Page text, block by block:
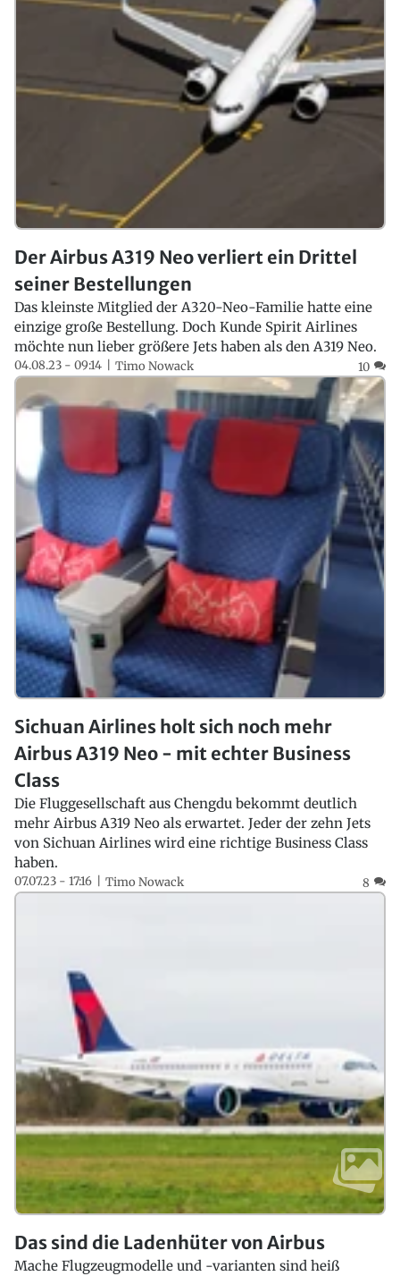
Der Airbus A319 Neo verliert ein Drittel
seiner Bestellungen
Das kleinste Mitglied der A320-Neo-Familie hatte eine
einzige große Bestellung. Doch Kunde Spirit Airlines
möchte nun lieber größere Jets haben als den A319 Neo.
04.08.23 - 09:14 Timo Nowack 10
Sichuan Airlines holt sich noch mehr
Airbus A319 Neo - mit echter Business
Class
Die Fluggesellschaft aus Chengdu bekommt deutlich
mehr Airbus A319 Neo als erwartet. Jeder der zehn Jets
von Sichuan Airlines wird eine richtige Business Class
haben.
07.07.23 - 17:16 Timo Nowack 8
Das sind die Ladenhüter von Airbus
Mache Flugzeugmodelle und -varianten sind heiß